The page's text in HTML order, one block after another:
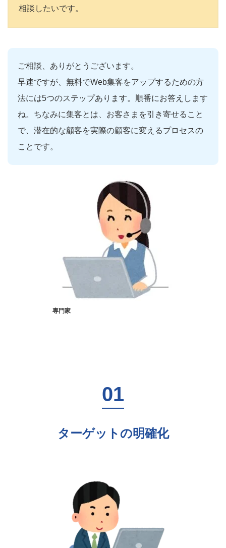
相談したいです。
ご相談、ありがとうございます。
早速ですが、無料でWeb集客をアップするための方
法には5つのステップあります。順番にお答えします
ね。ちなみに集客とは、お客さまを引き寄せること
で、潜在的な顧客を実際の顧客に変えるプロセスの
ことです。
専門家
ターゲットの明確化